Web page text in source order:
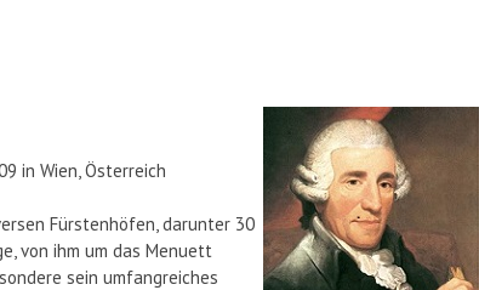
in Wien, Österreich
Fürstenhöfen, darunter 30
von ihm um das Menuett
sein umfangreiches